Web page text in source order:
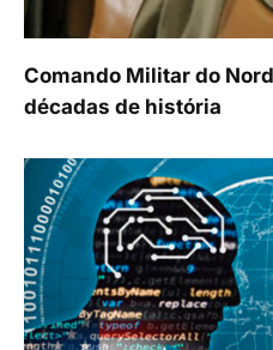
Comando Militar do
décadas de história